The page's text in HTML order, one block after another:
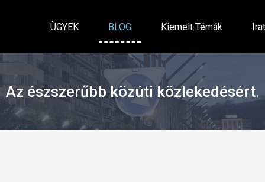
ÜGYEK BLOG Kiemelt Témák
Az észszerűbb közúti közlekedésért.